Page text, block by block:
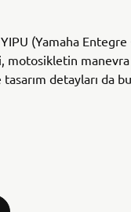
(Yamaha Entegre
motosikletin
detayları da